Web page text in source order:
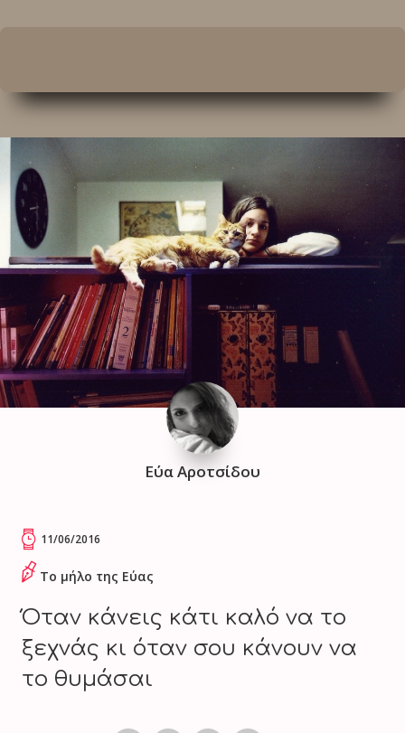
Εύα Αροτσίδου
11/06/2016
Το μήλο της Εύας
Όταν κάνεις κάτι καλό να το
ξεχνάς κι όταν σου κάνουν να
το θυμάσαι